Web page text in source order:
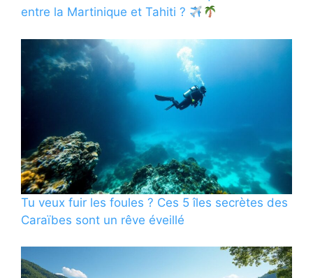
entre la Martinique et Tahiti ?
Tu veux fuir les foules ? Ces 5 îles secrètes des
Caraïbes sont un rêve éveillé